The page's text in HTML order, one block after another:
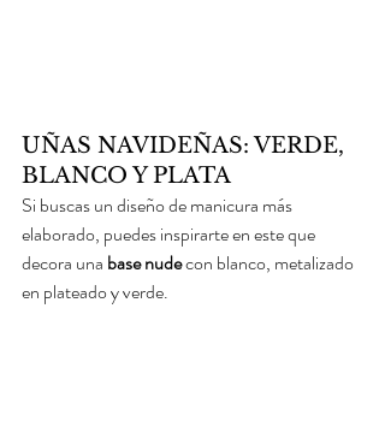
UÑAS NAVIDEÑAS: VERDE,
BLANCO Y PLATA
Si buscas un diseño de manicura más
elaborado, puedes inspirarte en este que
decora una base nude con blanco, metalizado
en plateado y verde.